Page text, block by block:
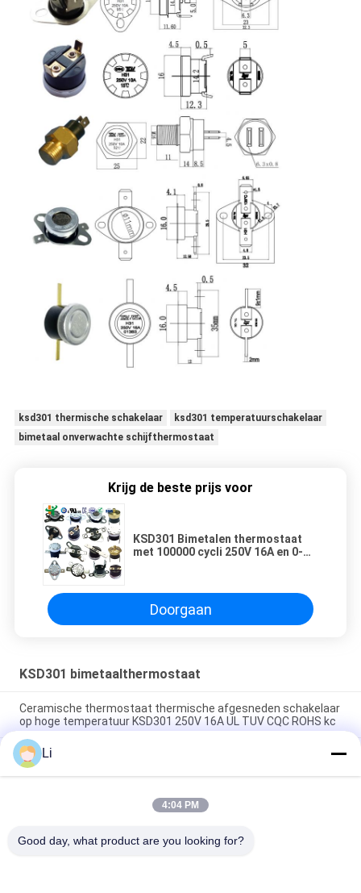
ksd301 thermische schakelaar
ksd301 temperatuurschakelaar
bimetaal onverwachte schijfthermostaat
Krijg de beste prijs voor
KSD301 Bimetalen thermostaat
met 100000 cycli 250V 16A en 0-
Doorgaan
KSD301 bimetaalthermostaat
Ceramische thermostaat thermische afgesneden schakelaar
op hoge temperatuur KSD301 250V 16A UL TUV CQC ROHS kc
De bimetaalthermostaten van de Schijf Onverwachte Actie,
lage temperatuur beperkten controleschakelaar H31 250V 10
13C
Onverwachte Actietype KSD301 Bimetaalthermostaatac
Li
4:04 PM
Good day, what product are you looking for?